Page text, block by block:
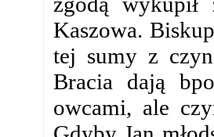
Kaszowa.
tej sumy z
Bracia dają
owcami, ale